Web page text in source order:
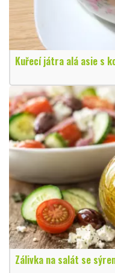
Kuřecí játra alá asie s
Zálivka na salát se